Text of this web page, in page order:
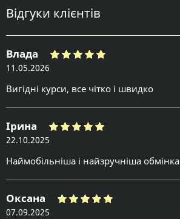
Відгуки клієнтів
Влада
11.05.2026
Вигідні курси, все чітко і швидко
Ірина
22.10.2025
Наймобільніша і найзручніша обмінка
Оксана
07.09.2025